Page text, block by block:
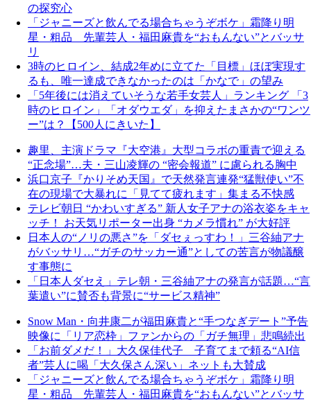
の探究心
「ジャニーズと飲んでる場合ちゃうぞボケ」霜降り明
星・粗品 先輩芸人・福田麻貴を“おもんない”とバッサ
リ
3時のヒロイン、結成2年めに立てた「目標」ほぼ実現す
るも、唯一達成できなかったのは「かなで」の望み
「5年後には消えていそうな若手女芸人」ランキング 「3
時のヒロイン」「オダウエダ」を抑えたまさかの“ワンツ
ー”は？【500人にきいた】
趣里、主演ドラマ『大空港』大型コラボの重責で迎える
“正念場”…夫・三山凌輝の “密会報道” に慮られる胸中
浜口京子『かりそめ天国』で天然発言連発“猛獣使い”不
在の現場で大暴れに「見てて疲れます」集まる不快感
テレビ朝日 “かわいすぎる” 新人女子アナの浴衣姿をキャ
ッチ！ お天気リポーター出身 “カメラ慣れ” が大好評
日本人の“ノリの悪さ”を「ダセぇっすわ！」三谷紬アナ
がバッサリ…“ガチのサッカー通”としての苦言が物議醸
す事態に
「日本人ダセえ」テレ朝・三谷紬アナの発言が話題…“言
葉遣い”に賛否も背景に“サービス精神”
Snow Man・向井康二が福田麻貴と“手つなぎデート”予告
映像に「リア恋枠」ファンからの「ガチ無理」悲鳴続出
「お前ダメだ！」大久保佳代子 子育てまで頼る“AI信
者”芸人に喝「大久保さん深い」ネットも大賛成
「ジャニーズと飲んでる場合ちゃうぞボケ」霜降り明
星・粗品 先輩芸人・福田麻貴を“おもんない”とバッサ